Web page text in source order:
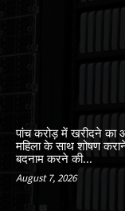
पांच करोड़ में खरीदने का
महिला के साथ शोषण
बदनाम करने की...
August 7, 2026